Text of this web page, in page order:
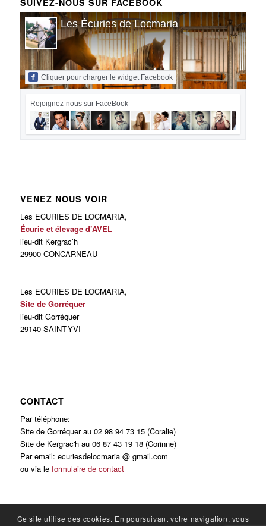
SUIVEZ-NOUS SUR FACEBOOK
Les Écuries de Locmaria
Cliquer pour charger le widget Facebook
Rejoignez-nous sur FaceBook
VENEZ NOUS VOIR
Les ECURIES DE LOCMARIA,
Écurie et élevage d’AVEL
lieu-dit Kergrac’h
29900 CONCARNEAU
Les ECURIES DE LOCMARIA,
Site de Gorréquer
lieu-dit Gorréquer
29140 SAINT-YVI
CONTACT
Par téléphone:
Site de Gorréquer au 02 98 94 73 15 (Coralie)
Site de Kergrac'h au 06 87 43 19 18 (Corinne)
Par email: ecuriesdelocmaria @ gmail.com
ou via le formulaire de contact
Ce site utilise des cookies. En poursuivant votre navigation, vous